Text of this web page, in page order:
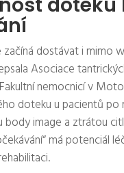
doteku
dostávat i mimo
Asociace
nemocnicí v
doteku u pacientů
body image a ztrátou
má potenciál